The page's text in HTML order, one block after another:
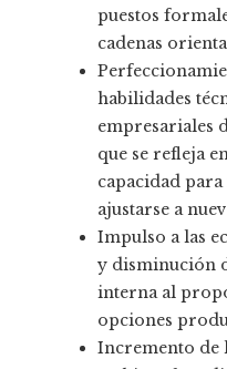
puestos
cadenas
habilidades
empresariales
que se refleja
capacidad
ajustarse a
Impulso a las
y disminución
interna al
opciones
Incremento de